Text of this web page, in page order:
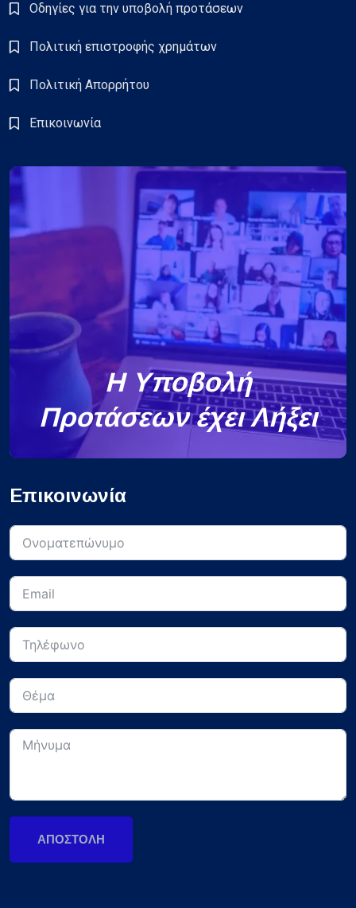
Οδηγίες για την υποβολή προτάσεων
Πολιτική επιστροφής χρημάτων
Πολιτική Απορρήτου
Επικοινωνία
Η Υποβολή
Προτάσεων έχει Λήξει
Επικοινωνία
ΑΠΟΣΤΟΛΉ